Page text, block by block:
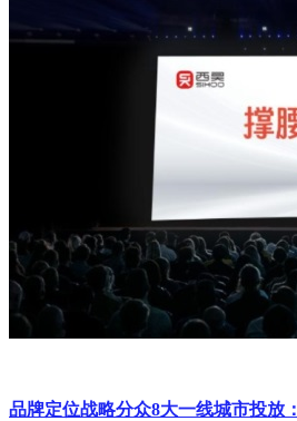
品牌定位战略分众8大一线城市投放：